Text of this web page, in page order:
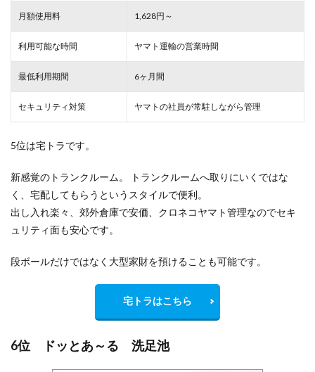
月額使用料 1,628円～
利用可能な時間 ヤマト運輸の営業時間
最低利用期間 6ヶ月間
セキュリティ対策 ヤマトの社員が常駐しながら管理
5位は宅トラです。
新感覚のトランクルーム。 トランクルームへ取りにいくではな
く、宅配してもらうというスタイルで便利。
出し入れ楽々、郊外倉庫で安価、クロネコヤマト管理なのでセキ
ュリティ面も安心です。
段ボールだけではなく大型家財を預けることも可能です。
宅トラはこちら
6位 ドッとあ～る 洗足池